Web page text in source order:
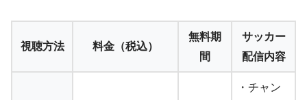
視聴方法 料金（税込）
無料期
間
サッカー
配信内容
・チャン